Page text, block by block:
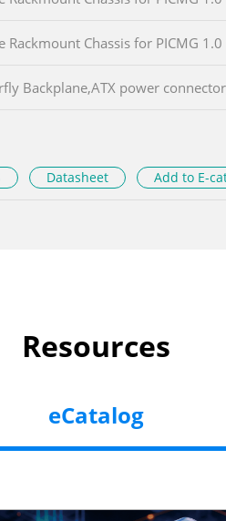
Rackmount Chassis for PICMG
Backplane,ATX power
Datasheet Add to E-
Resources
eCatalog